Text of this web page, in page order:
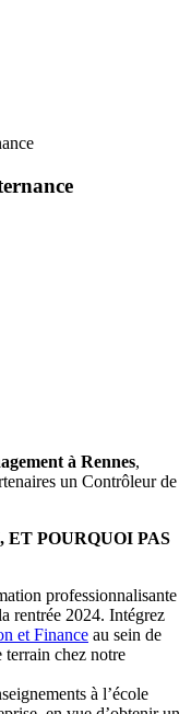
à Rennes,
un Contrôleur de
POURQUOI PAS
professionnalisante
rentrée 2024. Intégrez
et Finance au sein de
terrain chez notre
à l’école